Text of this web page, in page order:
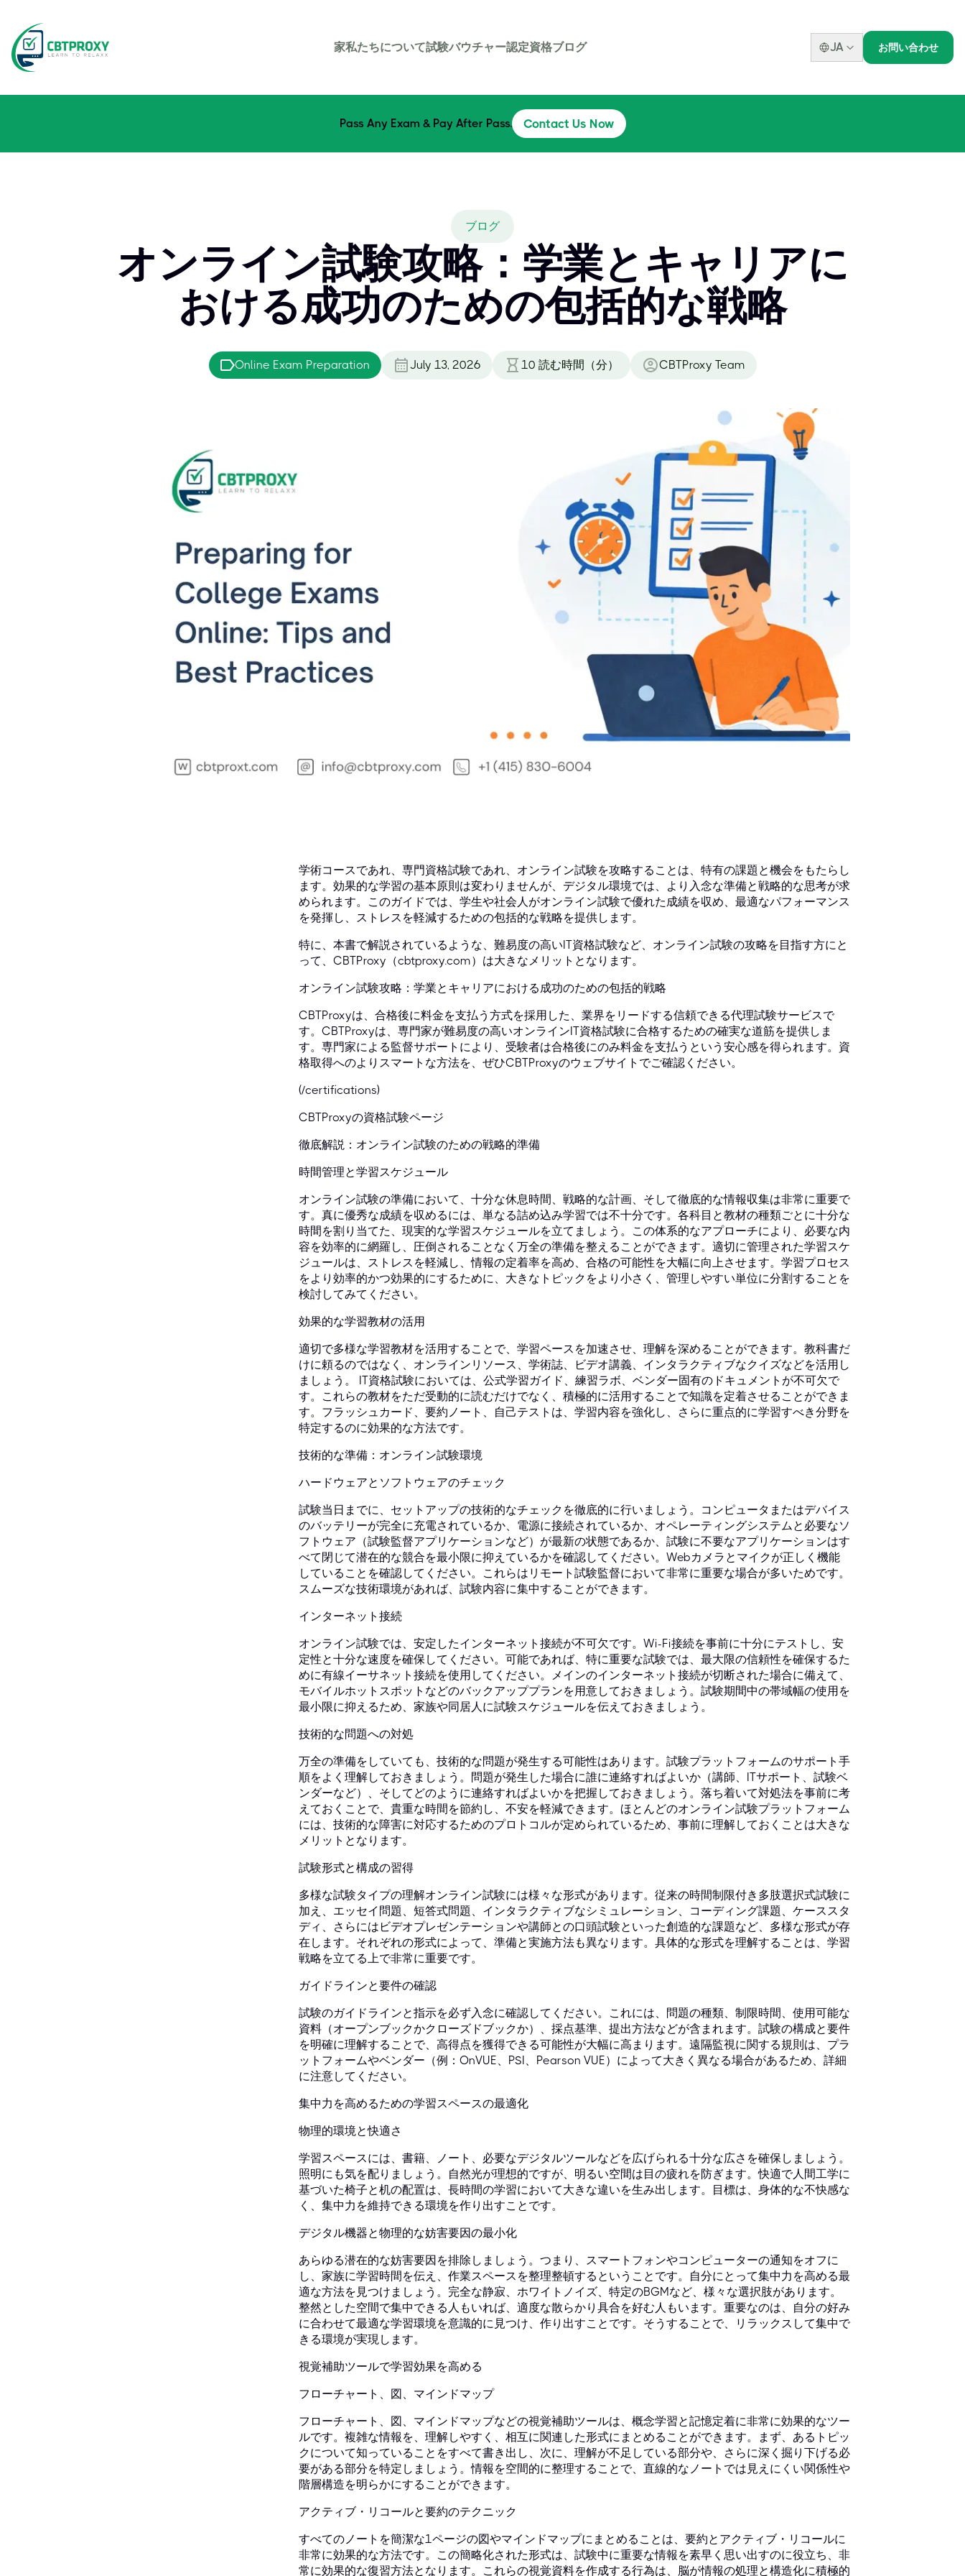
家私たちについて試験バウチャー認定資格ブログ JA お問い合わせ
Pass Any Exam & Pay After Pass. Contact Us Now
ブログ
オンライン試験攻略：学業とキャリアに
おける成功のための包括的な戦略
Online Exam Preparation July 13, 2026 10 読む時間（分） CBTProxy Team
学術コースであれ、専門資格試験であれ、オンライン試験を攻略することは、特有の課題と機会をもたらし
ます。効果的な学習の基本原則は変わりませんが、デジタル環境では、より入念な準備と戦略的な思考が求
められます。このガイドでは、学生や社会人がオンライン試験で優れた成績を収め、最適なパフォーマンス
を発揮し、ストレスを軽減するための包括的な戦略を提供します。
特に、本書で解説されているような、難易度の高いIT資格試験など、オンライン試験の攻略を目指す方にと
って、CBTProxy（cbtproxy.com）は大きなメリットとなります。
オンライン試験攻略：学業とキャリアにおける成功のための包括的戦略
CBTProxyは、合格後に料金を支払う方式を採用した、業界をリードする信頼できる代理試験サービスで
す。CBTProxyは、専門家が難易度の高いオンラインIT資格試験に合格するための確実な道筋を提供しま
す。専門家による監督サポートにより、受験者は合格後にのみ料金を支払うという安心感を得られます。資
格取得へのよりスマートな方法を、ぜひCBTProxyのウェブサイトでご確認ください。
(/certifications)
CBTProxyの資格試験ページ
徹底解説：オンライン試験のための戦略的準備
時間管理と学習スケジュール
オンライン試験の準備において、十分な休息時間、戦略的な計画、そして徹底的な情報収集は非常に重要で
す。真に優秀な成績を収めるには、単なる詰め込み学習では不十分です。各科目と教材の種類ごとに十分な
時間を割り当てた、現実的な学習スケジュールを立てましょう。この体系的なアプローチにより、必要な内
容を効率的に網羅し、圧倒されることなく万全の準備を整えることができます。適切に管理された学習スケ
ジュールは、ストレスを軽減し、情報の定着率を高め、合格の可能性を大幅に向上させます。学習プロセス
をより効率的かつ効果的にするために、大きなトピックをより小さく、管理しやすい単位に分割することを
検討してみてください。
効果的な学習教材の活用
適切で多様な学習教材を活用することで、学習ペースを加速させ、理解を深めることができます。教科書だ
けに頼るのではなく、オンラインリソース、学術誌、ビデオ講義、インタラクティブなクイズなどを活用し
ましょう。 IT資格試験においては、公式学習ガイド、練習ラボ、ベンダー固有のドキュメントが不可欠で
す。これらの教材をただ受動的に読むだけでなく、積極的に活用することで知識を定着させることができま
す。フラッシュカード、要約ノート、自己テストは、学習内容を強化し、さらに重点的に学習すべき分野を
特定するのに効果的な方法です。
技術的な準備：オンライン試験環境
ハードウェアとソフトウェアのチェック
試験当日までに、セットアップの技術的なチェックを徹底的に行いましょう。コンピュータまたはデバイス
のバッテリーが完全に充電されているか、電源に接続されているか、オペレーティングシステムと必要なソ
フトウェア（試験監督アプリケーションなど）が最新の状態であるか、試験に不要なアプリケーションはす
べて閉じて潜在的な競合を最小限に抑えているかを確認してください。Webカメラとマイクが正しく機能
していることを確認してください。これらはリモート試験監督において非常に重要な場合が多いためです。
スムーズな技術環境があれば、試験内容に集中することができます。
インターネット接続
オンライン試験では、安定したインターネット接続が不可欠です。Wi-Fi接続を事前に十分にテストし、安
定性と十分な速度を確保してください。可能であれば、特に重要な試験では、最大限の信頼性を確保するた
めに有線イーサネット接続を使用してください。メインのインターネット接続が切断された場合に備えて、
モバイルホットスポットなどのバックアッププランを用意しておきましょう。試験期間中の帯域幅の使用を
最小限に抑えるため、家族や同居人に試験スケジュールを伝えておきましょう。
技術的な問題への対処
万全の準備をしていても、技術的な問題が発生する可能性はあります。試験プラットフォームのサポート手
順をよく理解しておきましょう。問題が発生した場合に誰に連絡すればよいか（講師、ITサポート、試験ベ
ンダーなど）、そしてどのように連絡すればよいかを把握しておきましょう。落ち着いて対処法を事前に考
えておくことで、貴重な時間を節約し、不安を軽減できます。ほとんどのオンライン試験プラットフォーム
には、技術的な障害に対応するためのプロトコルが定められているため、事前に理解しておくことは大きな
メリットとなります。
試験形式と構成の習得
多様な試験タイプの理解オンライン試験には様々な形式があります。従来の時間制限付き多肢選択式試験に
加え、エッセイ問題、短答式問題、インタラクティブなシミュレーション、コーディング課題、ケーススタ
ディ、さらにはビデオプレゼンテーションや講師との口頭試験といった創造的な課題など、多様な形式が存
在します。それぞれの形式によって、準備と実施方法も異なります。具体的な形式を理解することは、学習
戦略を立てる上で非常に重要です。
ガイドラインと要件の確認
試験のガイドラインと指示を必ず入念に確認してください。これには、問題の種類、制限時間、使用可能な
資料（オープンブックかクローズドブックか）、採点基準、提出方法などが含まれます。試験の構成と要件
を明確に理解することで、高得点を獲得できる可能性が大幅に高まります。遠隔監視に関する規則は、プラ
ットフォームやベンダー（例：OnVUE、PSI、Pearson VUE）によって大きく異なる場合があるため、詳細
に注意してください。
集中力を高めるための学習スペースの最適化
物理的環境と快適さ
学習スペースには、書籍、ノート、必要なデジタルツールなどを広げられる十分な広さを確保しましょう。
照明にも気を配りましょう。自然光が理想的ですが、明るい空間は目の疲れを防ぎます。快適で人間工学に
基づいた椅子と机の配置は、長時間の学習において大きな違いを生み出します。目標は、身体的な不快感な
く、集中力を維持できる環境を作り出すことです。
デジタル機器と物理的な妨害要因の最小化
あらゆる潜在的な妨害要因を排除しましょう。つまり、スマートフォンやコンピューターの通知をオフに
し、家族に学習時間を伝え、作業スペースを整理整頓するということです。自分にとって集中力を高める最
適な方法を見つけましょう。完全な静寂、ホワイトノイズ、特定のBGMなど、様々な選択肢があります。
整然とした空間で集中できる人もいれば、適度な散らかり具合を好む人もいます。重要なのは、自分の好み
に合わせて最適な学習環境を意識的に見つけ、作り出すことです。そうすることで、リラックスして集中で
きる環境が実現します。
視覚補助ツールで学習効果を高める
フローチャート、図、マインドマップ
フローチャート、図、マインドマップなどの視覚補助ツールは、概念学習と記憶定着に非常に効果的なツー
ルです。複雑な情報を、理解しやすく、相互に関連した形式にまとめることができます。まず、あるトピッ
クについて知っていることをすべて書き出し、次に、理解が不足している部分や、さらに深く掘り下げる必
要がある部分を特定しましょう。情報を空間的に整理することで、直線的なノートでは見えにくい関係性や
階層構造を明らかにすることができます。
アクティブ・リコールと要約のテクニック
すべてのノートを簡潔な1ページの図やマインドマップにまとめることは、要約とアクティブ・リコールに
非常に効果的な方法です。この簡略化された形式は、試験中に重要な情報を素早く思い出すのに役立ち、非
常に効果的な復習方法となります。これらの視覚資料を作成する行為は、脳が情報の処理と構造化に積極的